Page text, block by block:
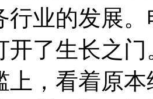
行业的发展
开了生长之
上，看着原